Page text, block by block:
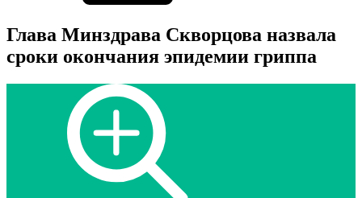
Глава Минздрава Скворцова назвала
сроки окончания эпидемии гриппа